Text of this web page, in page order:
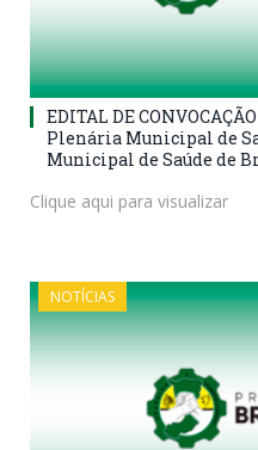
EDITAL DE
Plenária Municipal de
Municipal de Saúde de
Clique aqui para visualizar
NOTÍCIAS